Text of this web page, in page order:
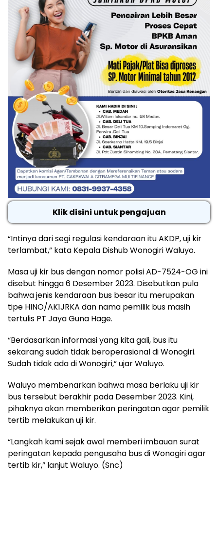
Klik disini untuk pengajuan
“Intinya dari segi regulasi kendaraan itu AKDP, uji kir
terlambat,” kata Kepala Dishub Wonogiri Waluyo.
Masa uji kir bus dengan nomor polisi AD-7524-OG ini
disebut hingga 6 Desember 2023. Disebutkan pula
bahwa jenis kendaraan bus besar itu merupakan
tipe HINO/AK1JRKA dan nama pemilik bus masih
tertulis PT Jaya Guna Hage.
“Berdasarkan informasi yang kita gali, bus itu
sekarang sudah tidak beroperasional di Wonogiri.
Sudah tidak ada di Wonogiri,” ujar Waluyo.
Waluyo membenarkan bahwa masa berlaku uji kir
bus tersebut berakhir pada Desember 2023. Kini,
pihaknya akan memberikan peringatan agar pemilik
tertib melakukan uji kir.
“Langkah kami sejak awal memberi imbauan surat
peringatan kepada pengusaha bus di Wonogiri agar
tertib kir,” lanjut Waluyo. (Snc)